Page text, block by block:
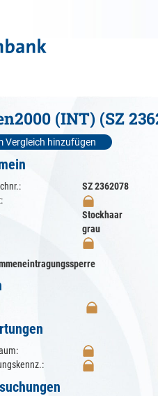
(INT) (SZ
Vergleich hinzufügen
SZ 2362078
Stockhaar
grau